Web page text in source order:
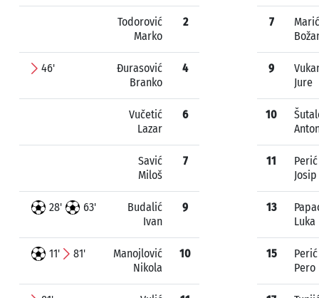
Todorović
Marko
2
46'
Đurasović
Branko
4
Vučetić
Lazar
6
Savić
Miloš
7
28' 63'
Budalić
Ivan
9
11' 81'
Manojlović
Nikola
10
7
Marić
9
Jure
10
11
Perić
Josip
13
Luka
15
Perić
Pero